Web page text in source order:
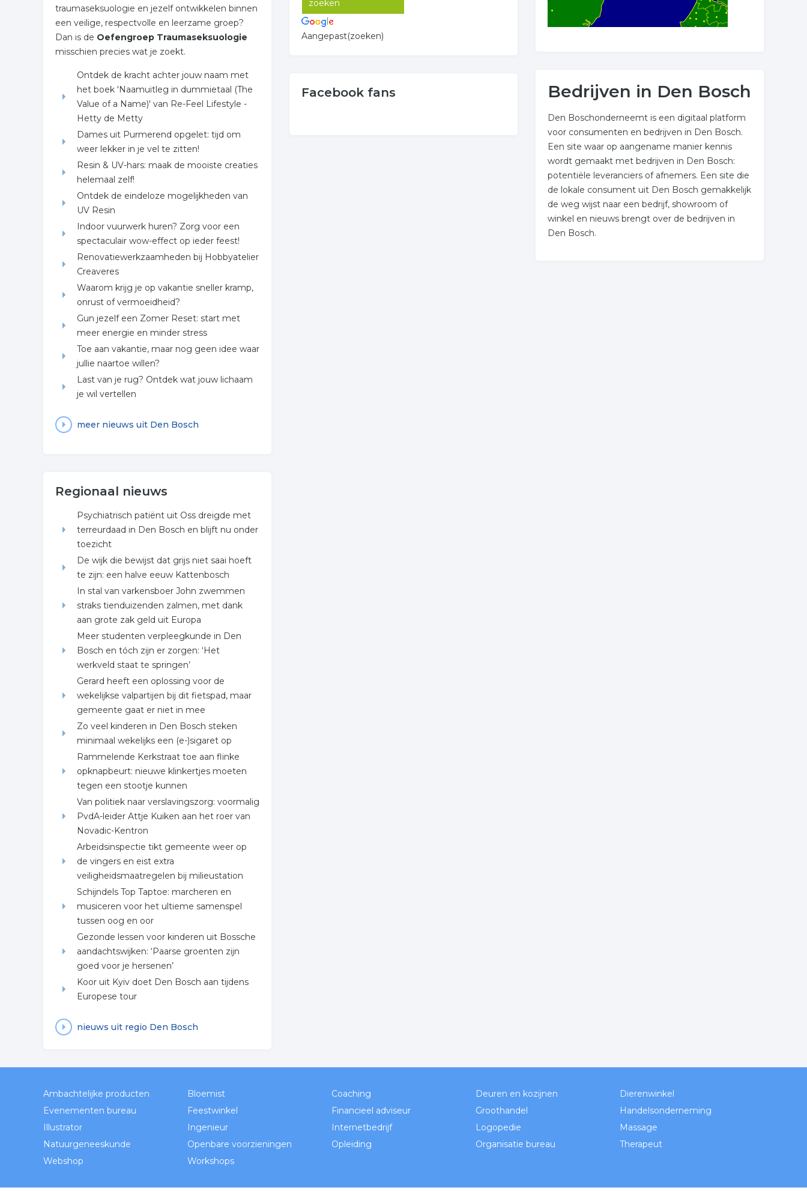
traumaseksuologie en jezelf ontwikkelen binnen
een veilige, respectvolle en leerzame groep?
Dan is de Oefengroep Traumaseksuologie
misschien precies wat je zoekt.
Ontdek de kracht achter jouw naam met
het boek 'Naamuitleg in dummietaal (The
Value of a Name)' van Re-Feel Lifestyle -
Hetty de Metty
Dames uit Purmerend opgelet: tijd om
weer lekker in je vel te zitten!
Resin & UV-hars: maak de mooiste creaties
helemaal zelf!
Ontdek de eindeloze mogelijkheden van
UV Resin
Indoor vuurwerk huren? Zorg voor een
spectaculair wow-effect op ieder feest!
Renovatiewerkzaamheden bij Hobbyatelier
Creaveres
Waarom krijg je op vakantie sneller kramp,
onrust of vermoeidheid?
Gun jezelf een Zomer Reset: start met
meer energie en minder stress
Toe aan vakantie, maar nog geen idee waar
jullie naartoe willen?
Last van je rug? Ontdek wat jouw lichaam
je wil vertellen
meer nieuws uit Den Bosch
Regionaal nieuws
Psychiatrisch patiënt uit Oss dreigde met
terreurdaad in Den Bosch en blijft nu onder
toezicht
De wijk die bewijst dat grijs niet saai hoeft
te zijn: een halve eeuw Kattenbosch
In stal van varkensboer John zwemmen
straks tienduizenden zalmen, met dank
aan grote zak geld uit Europa
Meer studenten verpleegkunde in Den
Bosch en tóch zijn er zorgen: ‘Het
werkveld staat te springen’
Gerard heeft een oplossing voor de
wekelijkse valpartijen bij dit fietspad, maar
gemeente gaat er niet in mee
Zo veel kinderen in Den Bosch steken
minimaal wekelijks een (e-)sigaret op
Rammelende Kerkstraat toe aan flinke
opknapbeurt: nieuwe klinkertjes moeten
tegen een stootje kunnen
Van politiek naar verslavingszorg: voormalig
PvdA-leider Attje Kuiken aan het roer van
Novadic-Kentron
Arbeidsinspectie tikt gemeente weer op
de vingers en eist extra
veiligheidsmaatregelen bij milieustation
Schijndels Top Taptoe: marcheren en
musiceren voor het ultieme samenspel
tussen oog en oor
Gezonde lessen voor kinderen uit Bossche
aandachtswijken: ‘Paarse groenten zijn
goed voor je hersenen’
Koor uit Kyiv doet Den Bosch aan tijdens
Europese tour
nieuws uit regio Den Bosch
Aangepast(zoeken)
Facebook fans Bedrijven in Den Bosch
Den Boschonderneemt is een digitaal platform
voor consumenten en bedrijven in Den Bosch.
Een site waar op aangename manier kennis
wordt gemaakt met bedrijven in Den Bosch:
potentiële leveranciers of afnemers. Een site die
de lokale consument uit Den Bosch gemakkelijk
de weg wijst naar een bedrijf, showroom of
winkel en nieuws brengt over de bedrijven in
Den Bosch.
Ambachtelijke producten Bloemist Coaching Deuren en kozijnen
Dierenwinkel
Evenementen bureau
Feestwinkel Financieel adviseur Groothandel
Handelsonderneming
Illustrator
Ingenieur Internetbedrijf Logopedie
Massage
Natuurgeneeskunde
Openbare voorzieningen Opleiding Organisatie bureau
Therapeut
Webshop
Workshops